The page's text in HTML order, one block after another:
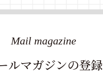
ルマガジンの登録
Mail magazine